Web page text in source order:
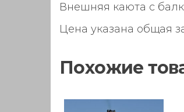
Внешняя каюта с
Цена указана общая
Похожие